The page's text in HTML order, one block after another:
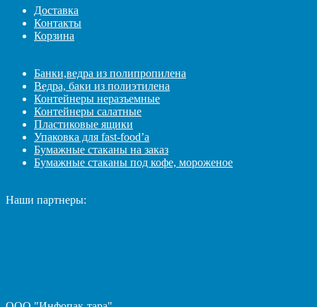
Доставка
Контакты
Корзина
Банки,ведра из полипропилена
Ведра, баки из полиэтилена
Контейнеры неразъемные
Контейнеры салатные
Пластиковые ящики
Упаковка для fast-food’а
Бумажные стаканы на заказ
Бумажные стаканы под кофе, мороженое
Наши партнеры: